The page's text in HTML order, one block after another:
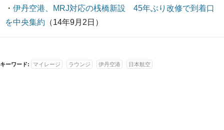
・ 伊丹空港、MRJ対応の桟橋新設 45年ぶり改修で到着口
を中央集約 （14年9月2日）
キーワード: マイレージ ラウンジ 伊丹空港 日本航空